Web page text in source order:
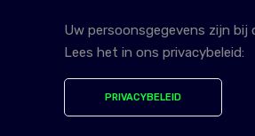
Uw persoonsgegevens zijn bij
Lees het in ons privacybeleid:
PRIVACYBELEID